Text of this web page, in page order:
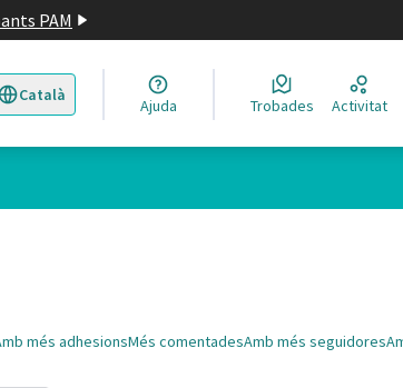
PAM
Català
Triar la llengua Elegir el idioma
Ajuda Trobades Activitat
3
més adhesionsMés comentadesAmb més seguidores